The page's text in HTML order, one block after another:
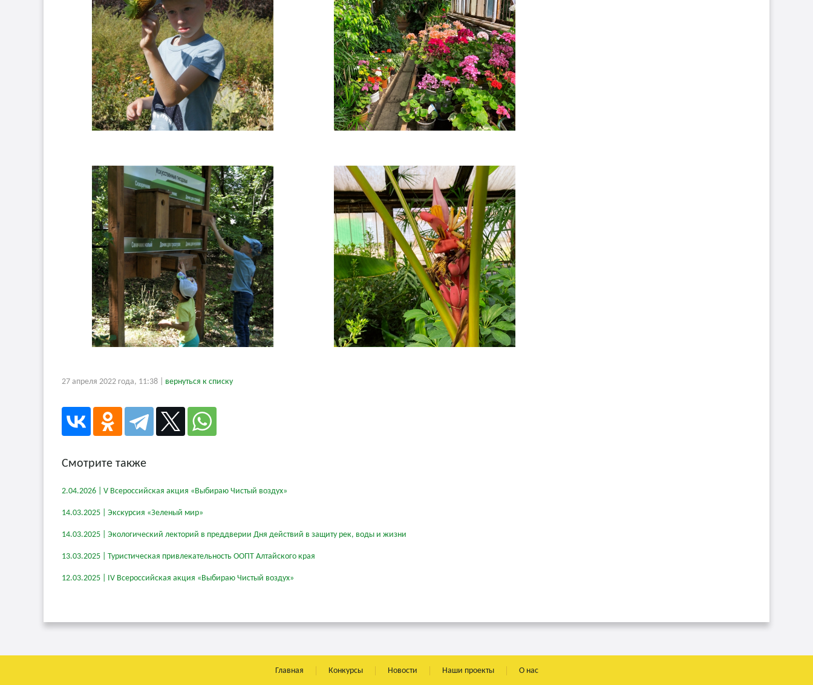
27 апреля 2022 года, 11:38 | вернуться к списку
Смотрите также
2.04.2026 | V Всероссийская акция «Выбираю Чистый воздух»
14.03.2025 | Экскурсия «Зеленый мир»
14.03.2025 | Экологический лекторий в преддверии Дня действий в защиту рек, воды и жизни
13.03.2025 | Туристическая привлекательность ООПТ Алтайского края
12.03.2025 | IV Всероссийская акция «Выбираю Чистый воздух»
Главная Конкурсы Новости Наши проекты О нас